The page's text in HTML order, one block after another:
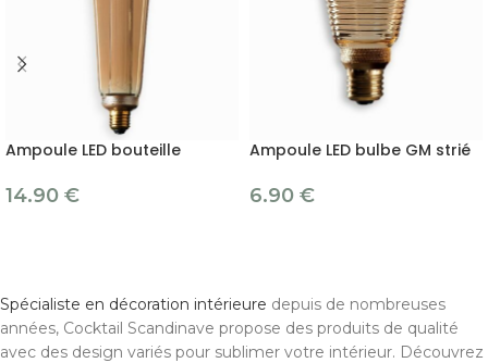
Ampoule LED bouteille
14.90 €
Ampoule LED bulbe GM strié
6.90 €
Spécialiste en décoration intérieure depuis de nombreuses
années, Cocktail Scandinave propose des produits de qualité
avec des design variés pour sublimer votre intérieur. Découvrez